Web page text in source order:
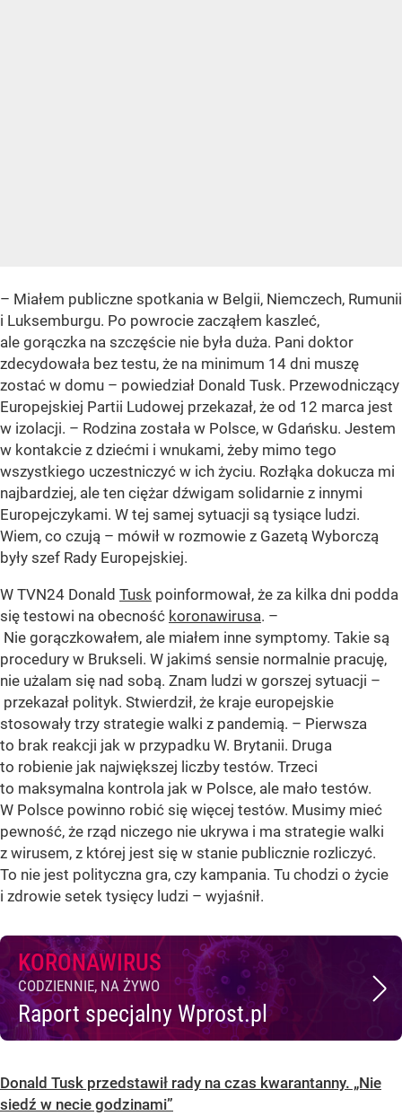
– Miałem publiczne spotkania w Belgii, Niemczech, Rumunii
i Luksemburgu. Po powrocie zacząłem kaszleć,
ale gorączka na szczęście nie była duża. Pani doktor
zdecydowała bez testu, że na minimum 14 dni muszę
zostać w domu – powiedział Donald Tusk. Przewodniczący
Europejskiej Partii Ludowej przekazał, że od 12 marca jest
w izolacji. – Rodzina została w Polsce, w Gdańsku. Jestem
w kontakcie z dziećmi i wnukami, żeby mimo tego
wszystkiego uczestniczyć w ich życiu. Rozłąka dokucza mi
najbardziej, ale ten ciężar dźwigam solidarnie z innymi
Europejczykami. W tej samej sytuacji są tysiące ludzi.
Wiem, co czują – mówił w rozmowie z Gazetą Wyborczą
były szef Rady Europejskiej.
W TVN24 Donald Tusk poinformował, że za kilka dni podda
się testowi na obecność koronawirusa. –
Nie gorączkowałem, ale miałem inne symptomy. Takie są
procedury w Brukseli. W jakimś sensie normalnie pracuję,
nie użalam się nad sobą. Znam ludzi w gorszej sytuacji –
przekazał polityk. Stwierdził, że kraje europejskie
stosowały trzy strategie walki z pandemią. – Pierwsza
to brak reakcji jak w przypadku W. Brytanii. Druga
to robienie jak największej liczby testów. Trzeci
to maksymalna kontrola jak w Polsce, ale mało testów.
W Polsce powinno robić się więcej testów. Musimy mieć
pewność, że rząd niczego nie ukrywa i ma strategie walki
z wirusem, z której jest się w stanie publicznie rozliczyć.
To nie jest polityczna gra, czy kampania. Tu chodzi o życie
i zdrowie setek tysięcy ludzi – wyjaśnił.
KORONAWIRUS
CODZIENNIE, NA ŻYWO
Raport specjalny Wprost.pl
Donald Tusk przedstawił rady na czas kwarantanny. „Nie
siedź w necie godzinami”